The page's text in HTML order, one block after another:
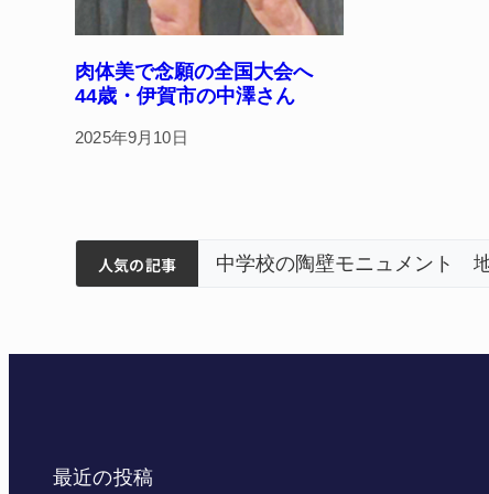
肉体美で念願の全国大会へ
44歳・伊賀市の中澤さん
2025年9月10日
人気の記事
ティアで清掃 伊賀 名張市立病院のDMAT、
最近の投稿